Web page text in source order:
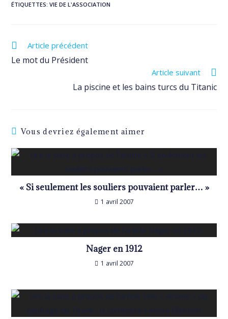
ÉTIQUETTES:VIE DE L'ASSOCIATION
Read
articles
Article précédent
Le mot du Président
Article suivant
La piscine et les bains turcs du Titanic
Vous devriez également aimer
« Si seulement les souliers pouvaient parler… »
1 avril 2007
Nager en 1912
1 avril 2007